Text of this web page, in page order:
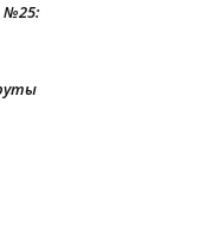
№25: